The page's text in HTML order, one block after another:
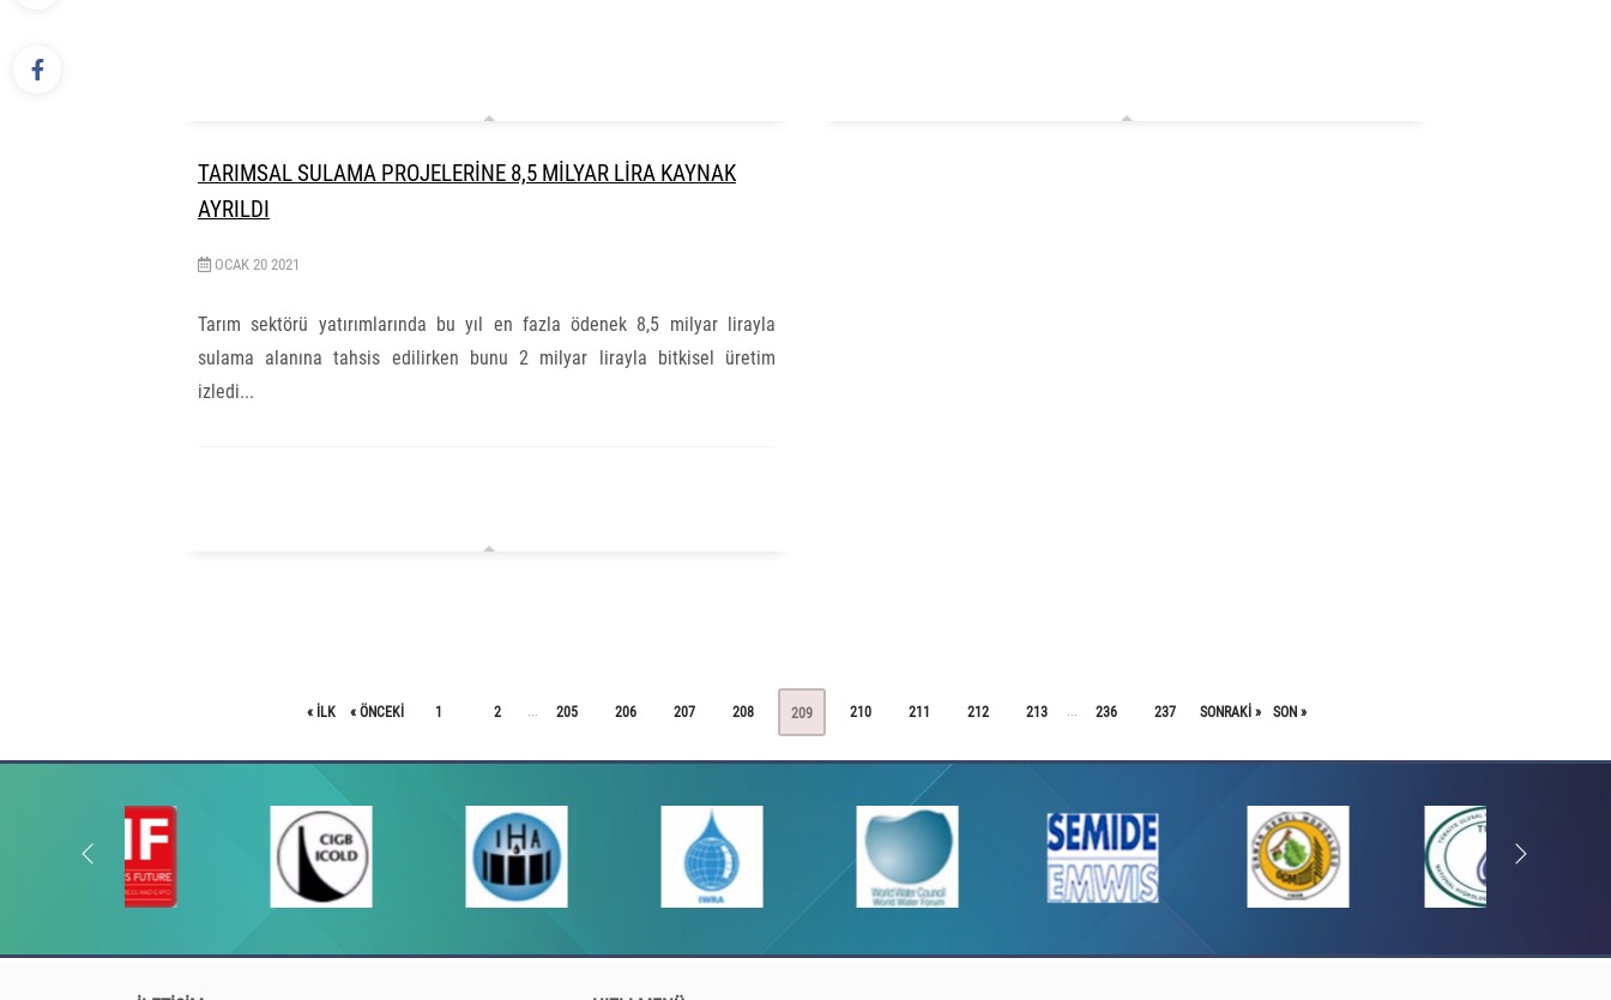
TARIMSAL SULAMA PROJELERİNE 8,5 MİLYAR LİRA KAYNAK
AYRILDI
OCAK 20 2021
Tarım sektörü yatırımlarında bu yıl en fazla ödenek 8,5 milyar lirayla
sulama alanına tahsis edilirken bunu 2 milyar lirayla bitkisel üretim
izledi...
« ILK « ÖNCEKI 1 2 205 206 207 208 209 210 211 212 213 236 237 SONRAKI » SON »